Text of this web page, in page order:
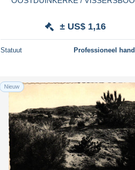
± US$ 1,16
Statuut Professioneel
Nieuw